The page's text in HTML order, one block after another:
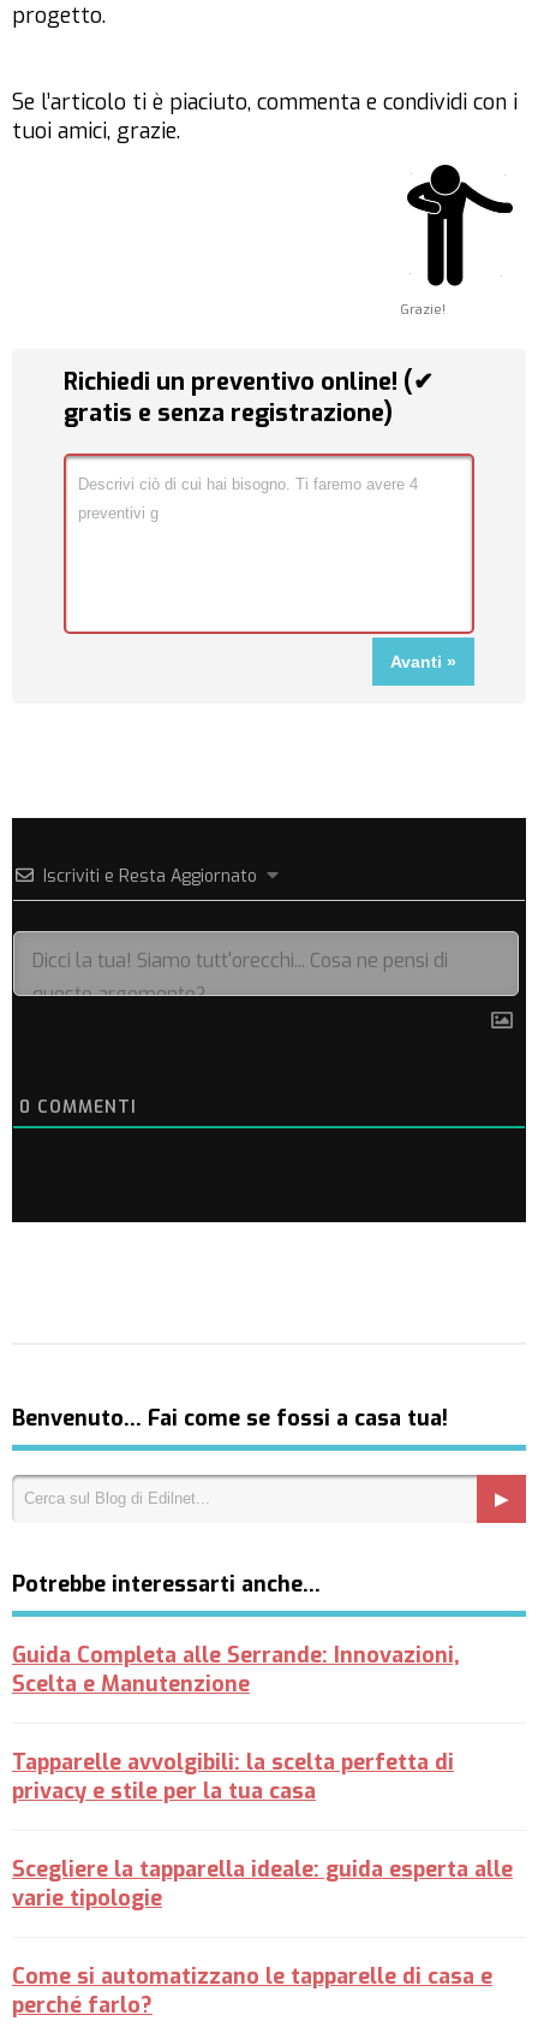
progetto.
Se l’articolo ti è piaciuto, commenta e condividi con i
tuoi amici, grazie.
Grazie!
Richiedi un preventivo online! (✔
gratis e senza registrazione)
Iscriviti e Resta Aggiornato
0 COMMENTI
Benvenuto… Fai come se fossi a casa tua!
Potrebbe interessarti anche…
Guida Completa alle Serrande: Innovazioni,
Scelta e Manutenzione
Tapparelle avvolgibili: la scelta perfetta di
privacy e stile per la tua casa
Scegliere la tapparella ideale: guida esperta alle
varie tipologie
Come si automatizzano le tapparelle di casa e
perché farlo?